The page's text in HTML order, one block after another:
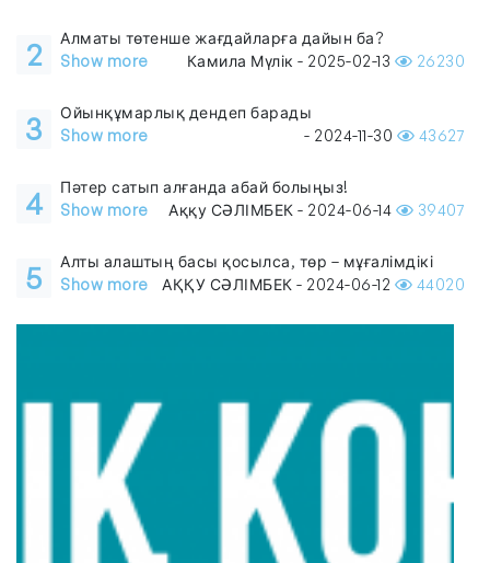
2
Алматы төтенше жағдайларға дайын ба?
Show more
Камила Мүлік - 2025-02-13 26230
3
Ойынқұмарлық дендеп барады
Show more
- 2024-11-30 43627
4
Пәтер сатып алғанда абай болыңыз!
Show more
Аққу СӘЛІМБЕК - 2024-06-14 39407
5
Алты алаштың басы қосылса, төр – мұғалімдікі
Show more
АҚҚУ СӘЛІМБЕК - 2024-06-12 44020